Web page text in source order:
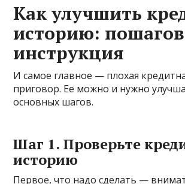
Как улучшить
историю:
инструкция
И самое главное — плохая
приговор. Ее можно и нужно
основных шагов.
Шаг 1. Проверьте
историю
Первое, что надо сделать —